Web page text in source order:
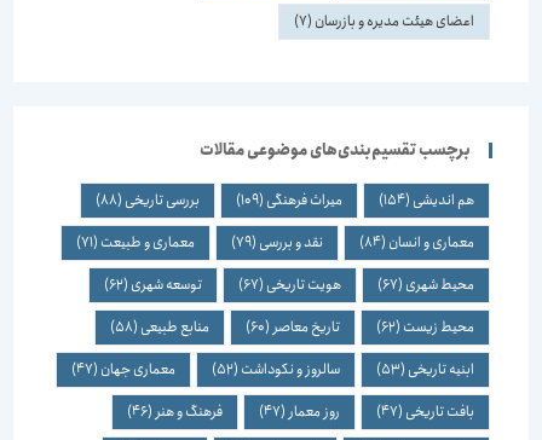
اعضای هیئت مدیره و بازرسان(7)
برچسب تقسیم‌بندی‌های موضوعی مقالات
هم اندیشی(154) میراث فرهنگی(109) بررسی تاریخی(88)
معماری و انسان(84) نقد و بررسی(79) معماری و طبیعت(71)
محیط شهری(67) هویت تاریخی(67) توسعه شهری(62)
محیط زیست(62) تاریخ معاصر(60) منابع طبیعی(58)
ابنیه تاریخی(53) سالروز و نکوداشت(52) معماری جهان(47)
بافت تاریخی(47) روز معمار(47) فرهنگ و هنر(46)